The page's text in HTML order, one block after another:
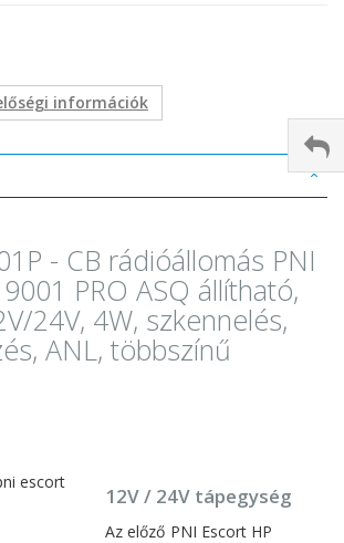
információk
- CB rádióállomás PNI
PRO ASQ állítható,
24V, 4W, szkennelés,
ANL, többszínű
12V / 24V tápegység
Az előző PNI Escort HP